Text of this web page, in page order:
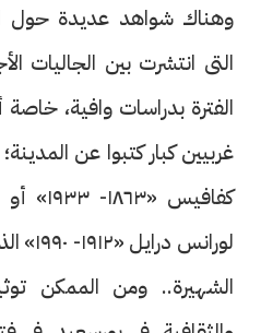
وهناك شواهد عديدة حول
التى انتشرت بين الجاليات
الفترة بدراسات وافية،
غربيين كبار كتبوا عن
كفافيس
الشهيرة.. ومن الممكن